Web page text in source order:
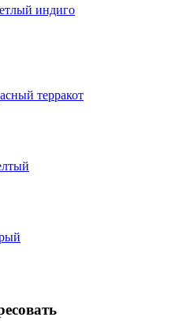
индиго
терракот